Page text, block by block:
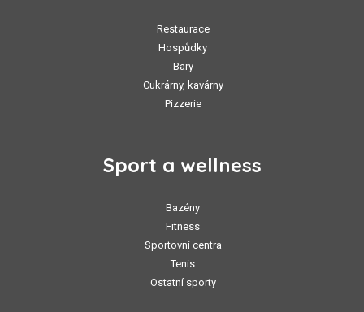
Restaurace
Hospůdky
Bary
Cukrárny, kavárny
Pizzerie
Sport a wellness
Bazény
Fitness
Sportovní centra
Tenis
Ostatní sporty